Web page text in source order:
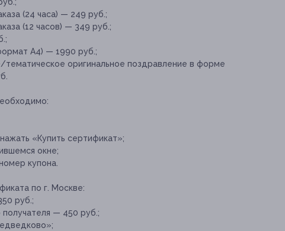
(24 часа) — 249 руб.;
(12 часов) — 349 руб.;
А4) — 1990 руб.;
оригинальное поздравление в форме
«Купить сертификат»;
окне;
купона.
по г. Москве:
руб.;
— 450 руб.;